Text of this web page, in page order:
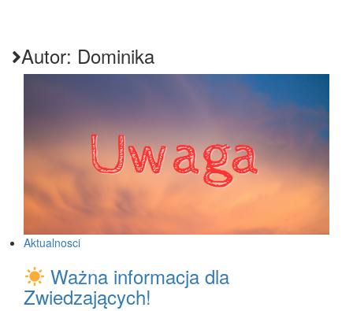
Autor: Dominika
Aktualnosci
Ważna informacja dla
Zwiedzających!